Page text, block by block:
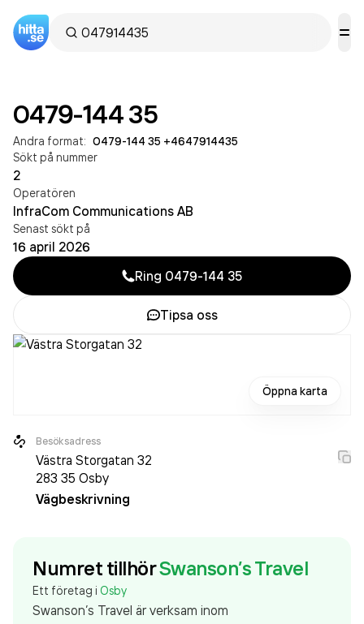
0479-144 35
Andra format: 0479-144 35 +4647914435
Sökt på nummer
2
Operatören
InfraCom Communications AB
Senast sökt på
16 april 2026
Ring 0479-144 35
Tipsa oss
Öppna karta
Besöksadress
Västra Storgatan 32
283 35 Osby
Vägbeskrivning
Numret tillhörSwanson’s Travel
Ett företag i Osby
Swanson’s Travel är verksam inom